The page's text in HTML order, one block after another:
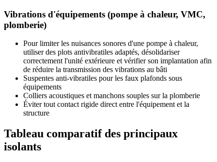
Vibrations d'équipements (pompe à chaleur, VMC,
plomberie)
Pour limiter les nuisances sonores d'une pompe à chaleur,
utiliser des plots antivibratiles adaptés, désolidariser
correctement l'unité extérieure et vérifier son implantation afin
de réduire la transmission des vibrations au bâti
Suspentes anti-vibratiles pour les faux plafonds sous
équipements
Colliers acoustiques et manchons souples sur la plomberie
Éviter tout contact rigide direct entre l'équipement et la
structure
Tableau comparatif des principaux
isolants